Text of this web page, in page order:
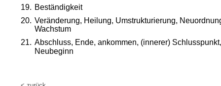
19. Beständigkeit
20. Veränderung, Heilung, Umstrukturierung,
Wachstum
21. Abschluss, Ende, ankommen, (innerer)
Neubeginn